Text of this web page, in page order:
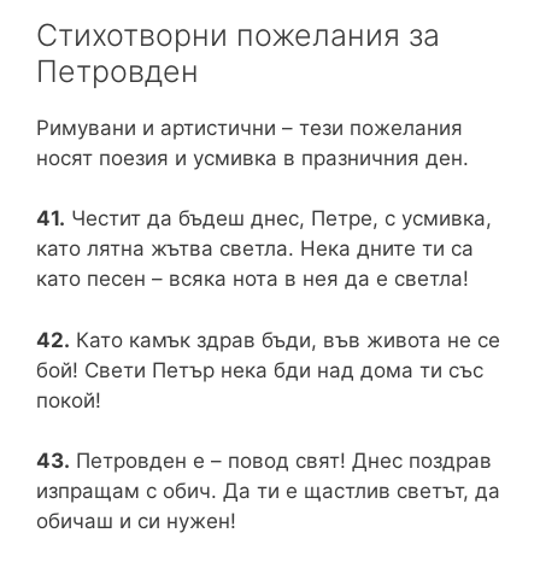
Стихотворни пожелания за
Петровден
Римувани и артистични – тези пожелания
носят поезия и усмивка в празничния ден.
41. Честит да бъдеш днес, Петре, с усмивка,
като лятна жътва светла. Нека дните ти са
като песен – всяка нота в нея да е светла!
42. Като камък здрав бъди, във живота не се
бой! Свети Петър нека бди над дома ти със
покой!
43. Петровден е – повод свят! Днес поздрав
изпращам с обич. Да ти е щастлив светът, да
обичаш и си нужен!